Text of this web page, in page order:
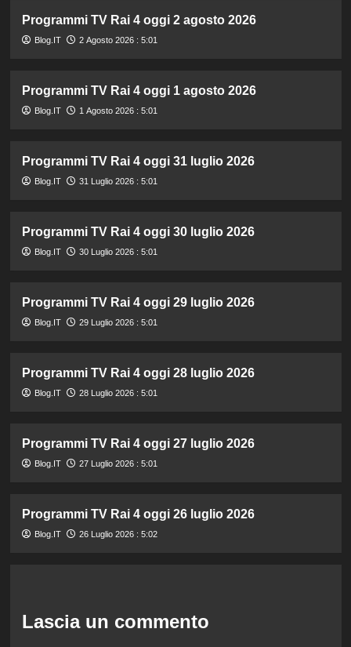
Programmi TV Rai 4 oggi 2 agosto 2026
Blog.IT 2 Agosto 2026 : 5:01
Programmi TV Rai 4 oggi 1 agosto 2026
Blog.IT 1 Agosto 2026 : 5:01
Programmi TV Rai 4 oggi 31 luglio 2026
Blog.IT 31 Luglio 2026 : 5:01
Programmi TV Rai 4 oggi 30 luglio 2026
Blog.IT 30 Luglio 2026 : 5:01
Programmi TV Rai 4 oggi 29 luglio 2026
Blog.IT 29 Luglio 2026 : 5:01
Programmi TV Rai 4 oggi 28 luglio 2026
Blog.IT 28 Luglio 2026 : 5:01
Programmi TV Rai 4 oggi 27 luglio 2026
Blog.IT 27 Luglio 2026 : 5:01
Programmi TV Rai 4 oggi 26 luglio 2026
Blog.IT 26 Luglio 2026 : 5:02
Lascia un commento